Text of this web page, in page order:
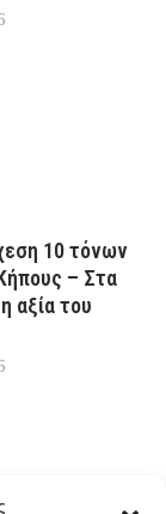
10 τόνων
– Στα
αξία του